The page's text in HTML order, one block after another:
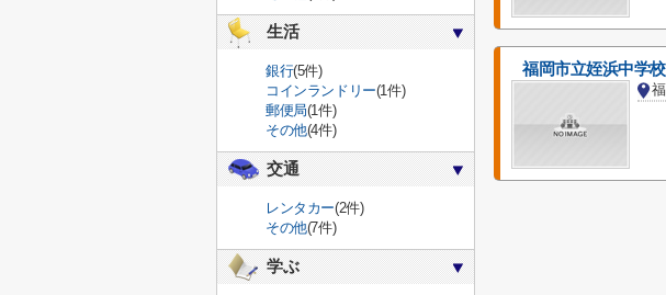
福岡市立姪浜中学校
生活
銀行(5件)
コインランドリー(1件)
郵便局(1件)
その他(4件)
交通
レンタカー(2件)
その他(7件)
学ぶ